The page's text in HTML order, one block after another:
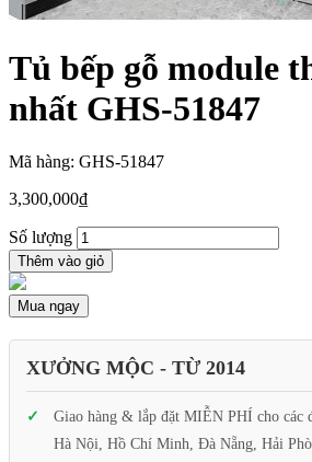
Tủ bếp gỗ module
nhất GHS-51847
Mã hàng: GHS-51847
3,300,000₫
Số lượng
Thêm vào giỏ
Mua ngay
XƯỞNG MỘC - TỪ 2014
Giao hàng & lắp đặt MIỄN PHÍ cho các
Hà Nội, Hồ Chí Minh, Đà Nẵng, Hải